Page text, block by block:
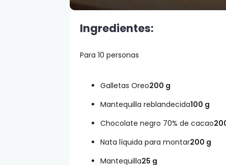
Ingredientes:
Para 10 personas
Galletas Oreo200 g
Mantequilla reblandecida100 g
Chocolate negro 70% de cacao
Nata líquida para montar200 g
Mantequilla25 g